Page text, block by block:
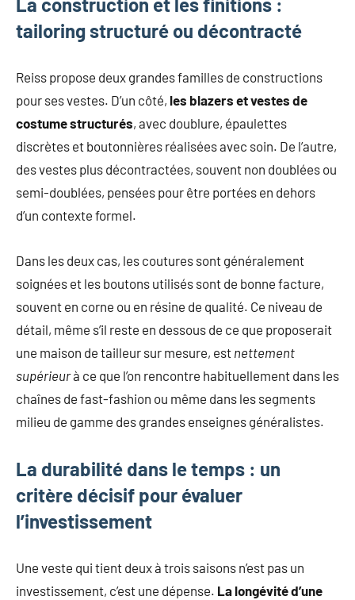
La construction et les finitions :
tailoring structuré ou décontracté
Reiss propose deux grandes familles de constructions
pour ses vestes. D’un côté, les blazers et vestes de
costume structurés, avec doublure, épaulettes
discrètes et boutonnières réalisées avec soin. De l’autre,
des vestes plus décontractées, souvent non doublées ou
semi-doublées, pensées pour être portées en dehors
d’un contexte formel.
Dans les deux cas, les coutures sont généralement
soignées et les boutons utilisés sont de bonne facture,
souvent en corne ou en résine de qualité. Ce niveau de
détail, même s’il reste en dessous de ce que proposerait
une maison de tailleur sur mesure, est nettement
supérieurà ce que l’on rencontre habituellement dans les
chaînes de fast-fashion ou même dans les segments
milieu de gamme des grandes enseignes généralistes.
La durabilité dans le temps : un
critère décisif pour évaluer
l’investissement
Une veste qui tient deux à trois saisons n’est pas un
investissement, c’est une dépense. La longévité d’une